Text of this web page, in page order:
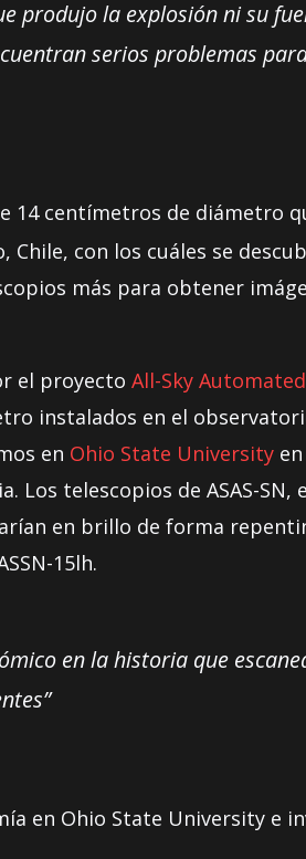
produjo la explosión ni su
serios problemas
14 centímetros de diámetro
con los cuáles se
más para obtener
el proyectoAll-Sky
instalados en el
en Ohio State University
Los telescopios de ASAS-
en brillo de forma
15lh.
en la historia que
en Ohio State University e